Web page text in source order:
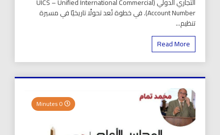
Account Number). في خطوة تُعد تحولًا تاريخيًا في مسيرة
تنظيم...
Read More